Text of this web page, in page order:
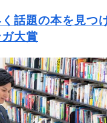
話題の本を見つ
大賞